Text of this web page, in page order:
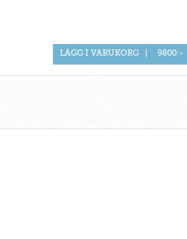
LÄGG I VARUKORG 9800:-